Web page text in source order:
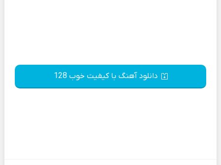
دانلود آهنگ با کیفیت خوب 128